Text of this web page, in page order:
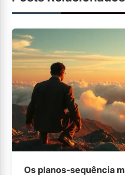
Os planos-sequência